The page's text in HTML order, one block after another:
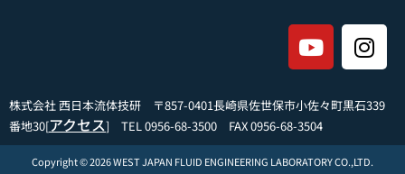
株式会社 西日本流体技研 〒857-0401長崎県佐世保市小佐々町黒石339
番地30[アクセス] TEL 0956-68-3500 FAX 0956-68-3504
Copyright © 2026 WEST JAPAN FLUID ENGINEERING LABORATORY CO.,LTD.